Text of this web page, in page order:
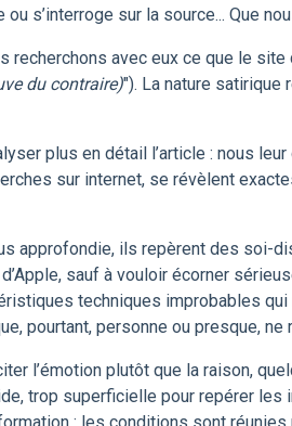
s’interroge sur la source... Que
recherchons avec eux ce que le
du contraire)"). La nature satirique
plus en détail l’article : nous
sur internet, se révèlent
approfondie, ils repèrent des soi-
sauf à vouloir écorner
techniques improbables
pourtant, personne ou presque,
l’émotion plutôt que la raison,
trop superficielle pour repérer les